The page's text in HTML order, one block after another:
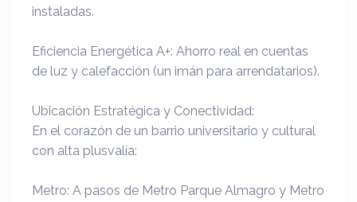
instaladas.
Eficiencia Energética A+: Ahorro real en cuentas
de luz y calefacción (un imán para arrendatarios).
Ubicación Estratégica y Conectividad:
En el corazón de un barrio universitario y cultural
con alta plusvalía:
Metro: A pasos de Metro Parque Almagro y Metro